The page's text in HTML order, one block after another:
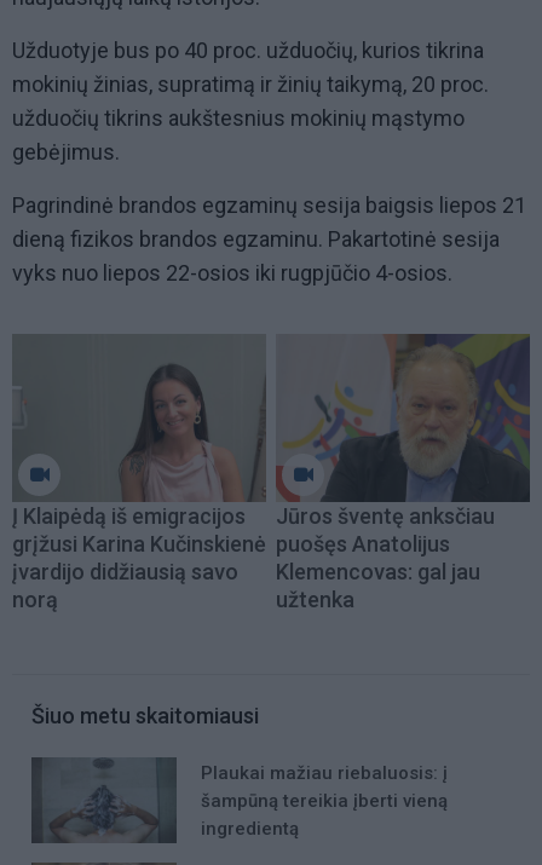
Užduotyje bus po 40 proc. užduočių, kurios tikrina
mokinių žinias, supratimą ir žinių taikymą, 20 proc.
užduočių tikrins aukštesnius mokinių mąstymo
gebėjimus.
Pagrindinė brandos egzaminų sesija baigsis liepos 21
dieną fizikos brandos egzaminu. Pakartotinė sesija
vyks nuo liepos 22-osios iki rugpjūčio 4-osios.
Į Klaipėdą iš emigracijos
grįžusi Karina Kučinskienė
įvardijo didžiausią savo
norą
Jūros šventę anksčiau
puošęs Anatolijus
Klemencovas: gal jau
užtenka
Šiuo metu skaitomiausi
Plaukai mažiau riebaluosis: į
šampūną tereikia įberti vieną
ingredientą